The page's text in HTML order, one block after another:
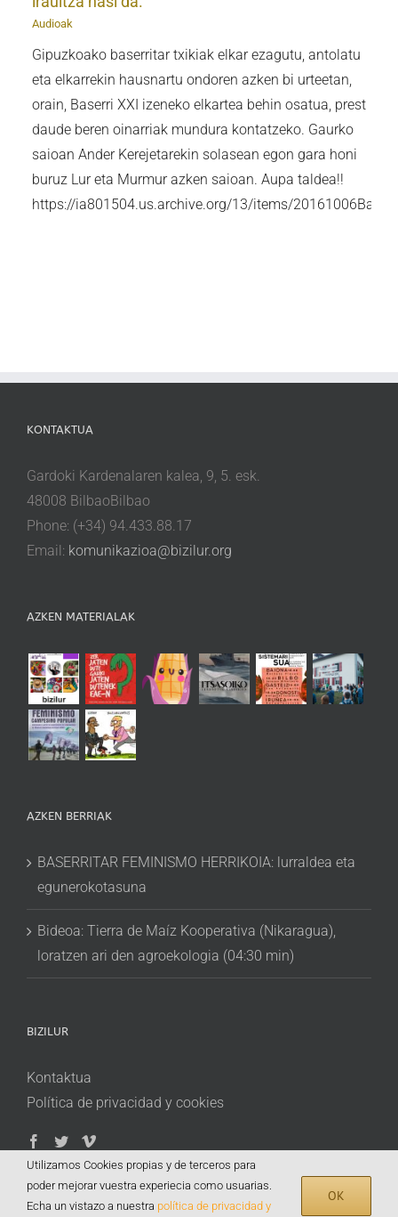
Audioak
Gipuzkoako baserritar txikiak elkar ezagutu, antolatu
eta elkarrekin hausnartu ondoren azken bi urteetan,
orain, Baserri XXI izeneko elkartea behin osatua, prest
daude beren oinarriak mundura kontatzeko. Gaurko
saioan Ander Kerejetarekin solasean egon gara honi
buruz Lur eta Murmur azken saioan. Aupa taldea!!
https://ia801504.us.archive.org/13/items/
KONTAKTUA
Gardoki Kardenalaren kalea, 9, 5. esk.
48008 BilbaoBilbao
Phone: (+34) 94.433.88.17
Email: komunikazioa@bizilur.org
AZKEN MATERIALAK
AZKEN BERRIAK
BASERRITAR FEMINISMO HERRIKOIA: lurraldea eta
egunerokotasuna
Bideoa: Tierra de Maíz Kooperativa (Nikaragua),
loratzen ari den agroekologia (04:30 min)
BIZILUR
Kontaktua
Política de privacidad y cookies
Utilizamos Cookies propias y de terceros para
poder mejorar vuestra experiecia como usuarias.
Echa un vistazo a nuestra política de privacidad y
OK